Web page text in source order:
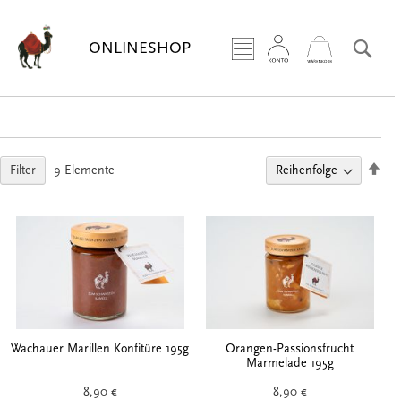
ONLINESHOP
springen
Filter 9 Elemente
Wachauer Marillen Konfitüre 195g
8,90 €
Orangen-Passionsfrucht
Marmelade 195g
8,90 €